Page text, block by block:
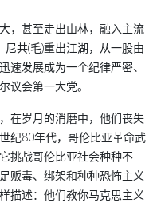
，甚至走出山林，融入主流
共(毛)重出江湖，从一股由
速发展成为一个纪律严密、
议会第一大党。
在岁月的消磨中，他们丧失
纪80年代，哥伦比亚革命武
挑战哥伦比亚社会种种不
贩毒、绑架和种种恐怖主义
描述：他们教你马克思主义